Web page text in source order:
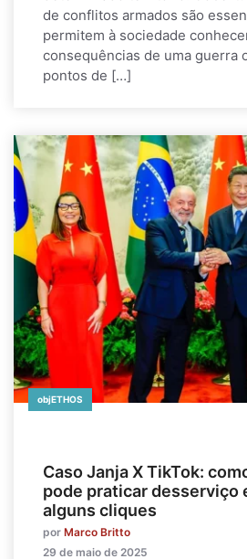
de conflitos armados são
permitem à sociedade
consequências de uma guerra
pontos de […]
objETHOS
Caso Janja X TikTok:
pode praticar desserviço
alguns cliques
por Marco Britto
29 de maio de 2025